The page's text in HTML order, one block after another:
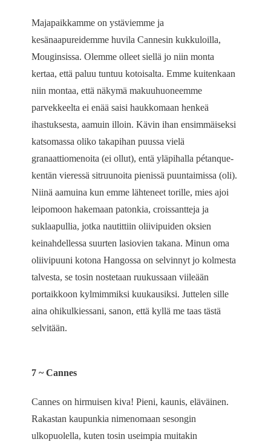
Majapaikkamme on ystäviemme ja
kesänaapureidemme huvila Cannesin kukkuloilla,
Mouginsissa. Olemme olleet siellä jo niin monta
kertaa, että paluu tuntuu kotoisalta. Emme kuitenkaan
niin montaa, että näkymä makuuhuoneemme
parvekkeelta ei enää saisi haukkomaan henkeä
ihastuksesta, aamuin illoin. Kävin ihan ensimmäiseksi
katsomassa oliko takapihan puussa vielä
granaattiomenoita (ei ollut), entä yläpihalla pétanque-
kentän vieressä sitruunoita pienissä puuntaimissa (oli).
Niinä aamuina kun emme lähteneet torille, mies ajoi
leipomoon hakemaan patonkia, croissantteja ja
suklaapullia, jotka nautittiin oliivipuiden oksien
keinahdellessa suurten lasiovien takana. Minun oma
oliivipuuni kotona Hangossa on selvinnyt jo kolmesta
talvesta, se tosin nostetaan ruukussaan viileään
portaikkoon kylmimmiksi kuukausiksi. Juttelen sille
aina ohikulkiessani, sanon, että kyllä me taas tästä
selvitään.
7 ~ Cannes
Cannes on hirmuisen kiva! Pieni, kaunis, eläväinen.
Rakastan kaupunkia nimenomaan sesongin
ulkopuolella, kuten tosin useimpia muitakin